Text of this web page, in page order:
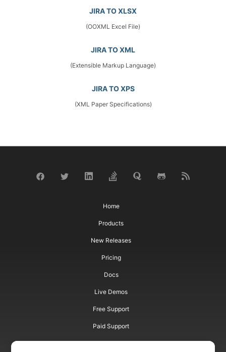
JIRA TO XLSX
(OOXML Excel File)
JIRA TO XML
(Extensible Markup Language)
JIRA TO XPS
(XML Paper Specifications)
Home
Products
New Releases
Pricing
Docs
Live Demos
Free Support
Paid Support
Paid Consulting